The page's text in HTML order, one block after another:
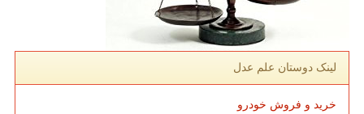
لینک دوستان علم عدل
خرید و فروش خودرو